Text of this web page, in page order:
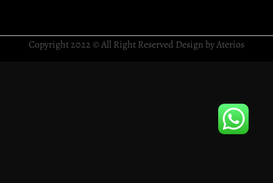
Copyright 2022 © All Right Reserved Design by Aterios